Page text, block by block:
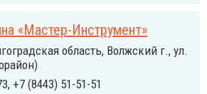
«Мастер-Инструмент»
область, Волжский г., ул.
+7 (8443) 51-51-51